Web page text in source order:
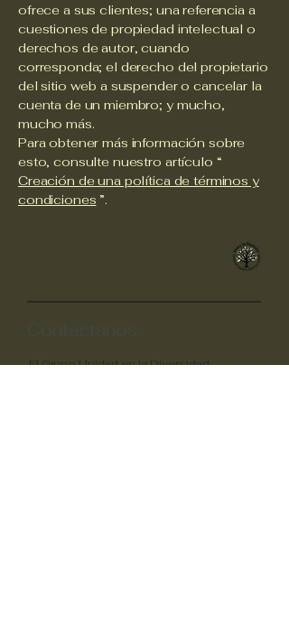
ofrece a sus clientes; una referencia a
cuestiones de propiedad intelectual o
derechos de autor, cuando
corresponda; el derecho del propietario
del sitio web a suspender o cancelar la
cuenta de un miembro; y mucho,
mucho más.
Para obtener más información sobre
esto, consulte nuestro artículo “
Creación de una política de términos y
condiciones ”.
Contáctanos
El Grupo Unidad en la Diversidad